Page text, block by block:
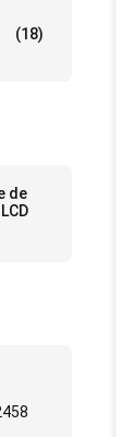
(18)
de